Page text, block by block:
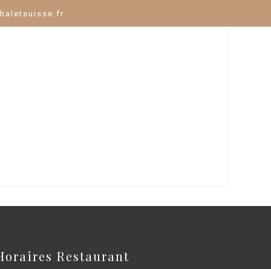
Restaurant